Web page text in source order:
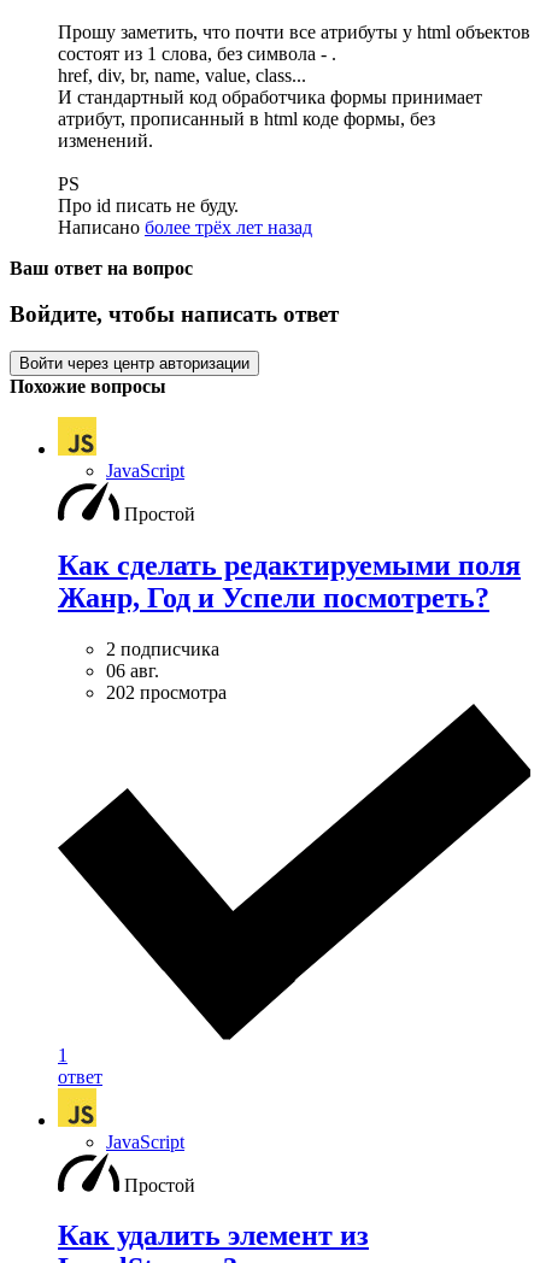
Прошу заметить, что почти все атрибуты у html объектов
состоят из 1 слова, без символа - .
href, div, br, name, value, class...
И стандартный код обработчика формы принимает
атрибут, прописанный в html коде формы, без
изменений.
PS
Про id писать не буду.
Написано более трёх лет назад
Ваш ответ на вопрос
Войдите, чтобы написать ответ
Войти через центр авторизации
Похожие вопросы
JavaScript
Простой
Как сделать редактируемыми поля
Жанр, Год и Успели посмотреть?
2 подписчика
06 авг.
202 просмотра
1
ответ
JavaScript
Простой
Как удалить элемент из